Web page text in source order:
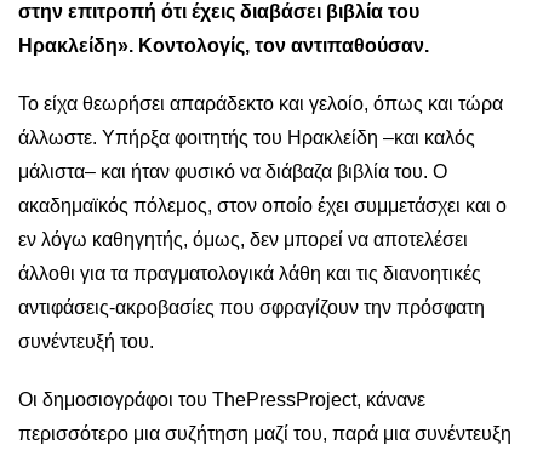
στην επιτροπή ότι έχεις διαβάσει βιβλία του
Ηρακλείδη». Κοντολογίς, τον αντιπαθούσαν.
Το είχα θεωρήσει απαράδεκτο και γελοίο, όπως και τώρα
άλλωστε. Υπήρξα φοιτητής του Ηρακλείδη –και καλός
μάλιστα– και ήταν φυσικό να διάβαζα βιβλία του. Ο
ακαδημαϊκός πόλεμος, στον οποίο έχει συμμετάσχει και ο
εν λόγω καθηγητής, όμως, δεν μπορεί να αποτελέσει
άλλοθι για τα πραγματολογικά λάθη και τις διανοητικές
αντιφάσεις-ακροβασίες που σφραγίζουν την πρόσφατη
συνέντευξή του.
Οι δημοσιογράφοι του ThePressProject, κάνανε
περισσότερο μια συζήτηση μαζί του, παρά μια συνέντευξη